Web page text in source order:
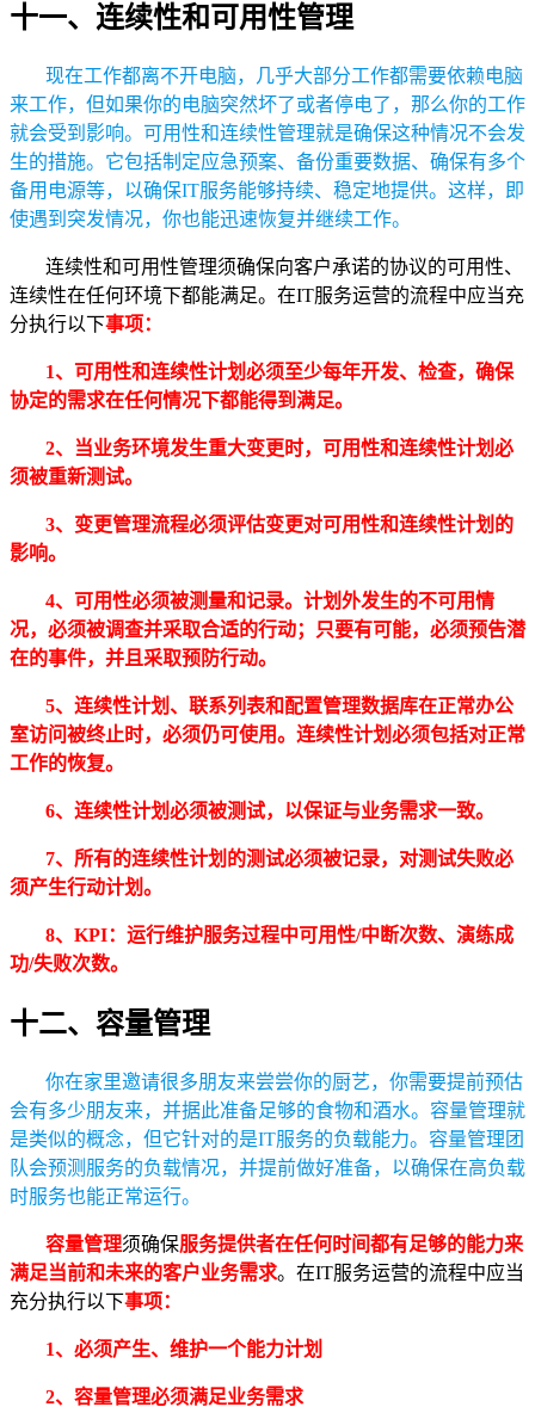
十一、连续性和可用性管理
现在工作都离不开电脑，几乎大部分工作都需要依赖电脑
来工作，但如果你的电脑突然坏了或者停电了，那么你的工作
就会受到影响。可用性和连续性管理就是确保这种情况不会发
生的措施。它包括制定应急预案、备份重要数据、确保有多个
备用电源等，以确保IT服务能够持续、稳定地提供。这样，即
使遇到突发情况，你也能迅速恢复并继续工作。
连续性和可用性管理须确保向客户承诺的协议的可用性、
连续性在任何环境下都能满足。在IT服务运营的流程中应当充
分执行以下事项：
1、可用性和连续性计划必须至少每年开发、检查，确保
协定的需求在任何情况下都能得到满足。
2、当业务环境发生重大变更时，可用性和连续性计划必
须被重新测试。
3、变更管理流程必须评估变更对可用性和连续性计划的
影响。
4、可用性必须被测量和记录。计划外发生的不可用情
况，必须被调查并采取合适的行动；只要有可能，必须预告潜
在的事件，并且采取预防行动。
5、连续性计划、联系列表和配置管理数据库在正常办公
室访问被终止时，必须仍可使用。连续性计划必须包括对正常
工作的恢复。
6、连续性计划必须被测试，以保证与业务需求一致。
7、所有的连续性计划的测试必须被记录，对测试失败必
须产生行动计划。
8、KPI：运行维护服务过程中可用性/中断次数、演练成
功/失败次数。
十二、容量管理
你在家里邀请很多朋友来尝尝你的厨艺，你需要提前预估
会有多少朋友来，并据此准备足够的食物和酒水。容量管理就
是类似的概念，但它针对的是IT服务的负载能力。容量管理团
队会预测服务的负载情况，并提前做好准备，以确保在高负载
时服务也能正常运行。
容量管理须确保服务提供者在任何时间都有足够的能力来
满足当前和未来的客户业务需求。在IT服务运营的流程中应当
充分执行以下事项：
1、必须产生、维护一个能力计划
2、容量管理必须满足业务需求